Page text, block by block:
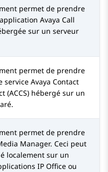
permet de prendre
Avaya Call
sur un serveur
permet de prendre
service Avaya Contact
(ACCS) hébergé sur un
permet de prendre
Manager. Ceci peut
localement sur un
IP Office ou